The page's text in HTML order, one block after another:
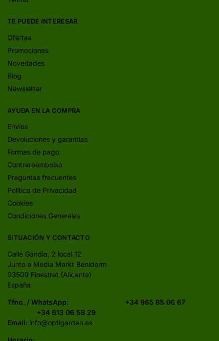
TE PUEDE INTERESAR
Ofertas
Promociones
Novedades
Blog
Newsletter
AYUDA EN LA COMPRA
Envíos
Devoluciones y garantías
Formas de pago
Contrareembolso
Preguntas frecuentes
Política de Privacidad
Cookies
Condiciones Generales
SITUACIÓN Y CONTACTO
Calle Gandia, 2 local 12
Junto a Media Markt Benidorm
03509 Finestrat (Alicante)
España
Tfno. / WhatsApp: +34 965 85 06 67
+34 613 06 58 29
Email: info@optigarden.es